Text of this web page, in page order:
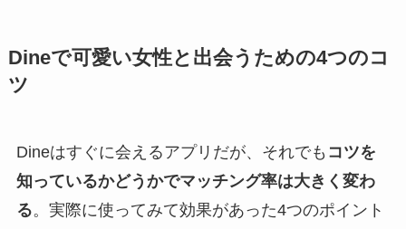
Dineで可愛い女性と出会うための4つのコ
ツ
Dineはすぐに会えるアプリだが、それでも コツを
知っているかどうかでマッチング率は大きく変わ
る。実際に使ってみて効果があった4つのポイント